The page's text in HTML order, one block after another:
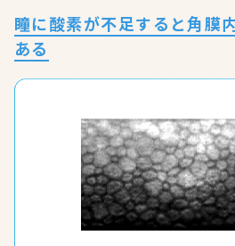
瞳に酸素が不足すると角膜
ある